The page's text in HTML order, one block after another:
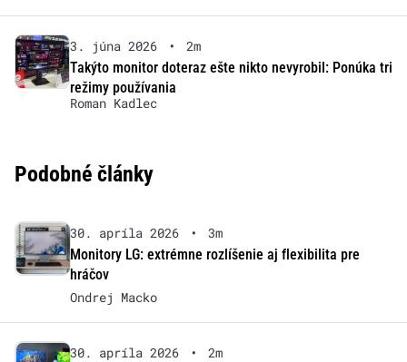
3. júna 2026 •
2m
Takýto monitor doteraz ešte nikto nevyrobil: Ponúka tri
režimy používania
Roman Kadlec
Podobné články
30. apríla 2026 •
3m
Monitory LG: extrémne rozlíšenie aj flexibilita pre
hráčov
Ondrej Macko
30. apríla 2026 •
2m